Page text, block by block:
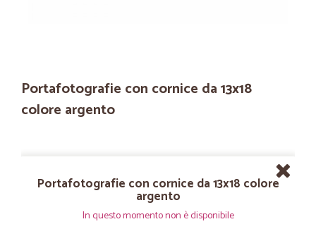
Portafotografie con cornice da 13x18
colore argento
Portafotografie con cornice da 13x18 colore
argento
In questo momento non è disponibile